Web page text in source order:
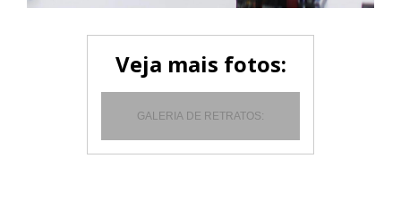
Veja mais fotos:
GALERIA DE RETRATOS: